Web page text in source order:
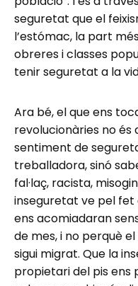
seguretat que el
l’estómac, la part
obreres i classes
tenir seguretat a la
Ara bé, el que ens
revolucionàries no
sentiment de
treballadora, sinó
fal·laç, racista,
inseguretat ve pel fet
ens acomiadaran
de mes, i no perquè
sigui migrat. Que la
propietari del pis ens